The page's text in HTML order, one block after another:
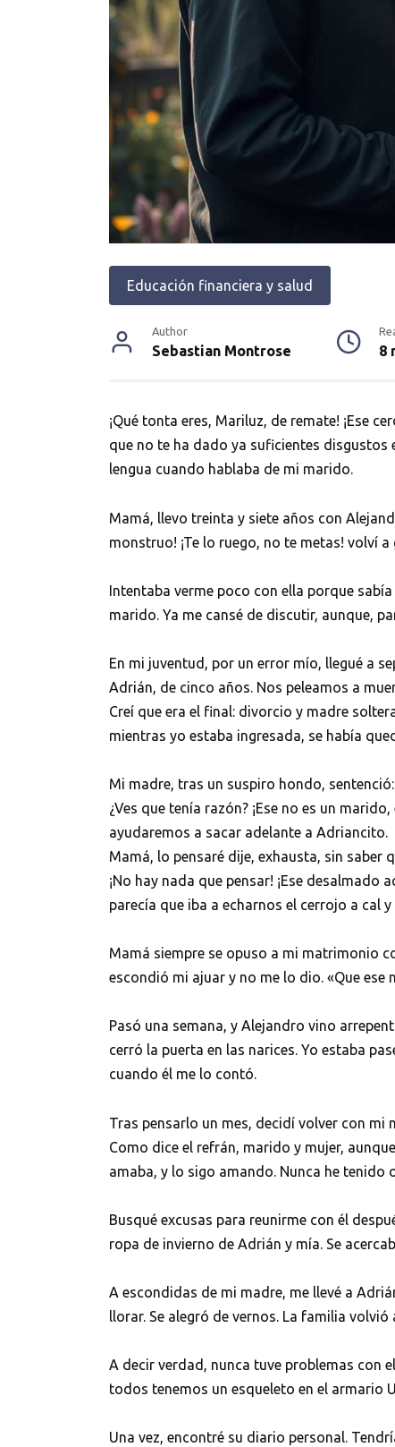
Educación financiera y salud
Author
Sebastian Montrose 8
¡Qué tonta eres, Mariluz, de remate! ¡Ese
que no te ha dado ya suficientes disgustos
lengua cuando hablaba de mi marido.
Mamá, llevo treinta y siete años con
monstruo! ¡Te lo ruego, no te metas! volví
Intentaba verme poco con ella porque
marido. Ya me cansé de discutir, aunque,
En mi juventud, por un error mío, llegué a
Adrián, de cinco años. Nos peleamos a
Creí que era el final: divorcio y madre
mientras yo estaba ingresada, se había
Mi madre, tras un suspiro hondo, sentenció:
¿Ves que tenía razón? ¡Ese no es un
ayudaremos a sacar adelante a Adriancito.
Mamá, lo pensaré dije, exhausta, sin saber
¡No hay nada que pensar! ¡Ese desalmado
parecía que iba a echarnos el cerrojo a cal
Mamá siempre se opuso a mi matrimonio
escondió mi ajuar y no me lo dio. «Que
Pasó una semana, y Alejandro vino
cerró la puerta en las narices. Yo estaba
cuando él me lo contó.
Tras pensarlo un mes, decidí volver con
Como dice el refrán, marido y mujer,
amaba, y lo sigo amando. Nunca he tenido
Busqué excusas para reunirme con él
ropa de invierno de Adrián y mía. Se
A escondidas de mi madre, me llevé a
llorar. Se alegró de vernos. La familia
A decir verdad, nunca tuve problemas con
todos tenemos un esqueleto en el armario
Una vez, encontré su diario personal.